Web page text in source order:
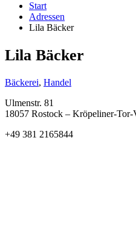
Start
Adressen
Lila Bäcker
Lila Bäcker
Bäckerei, Handel
Ulmenstr. 81
18057 Rostock – Kröpeliner-Tor-
+49 381 2165844